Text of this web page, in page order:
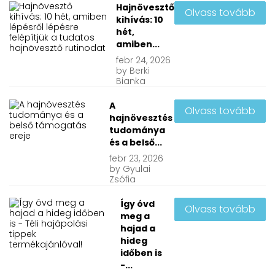
Hajnövesztő
kihívás: 10
hét,
amiben...
febr 24, 2026
by Berki
Bianka
Olvass tovább
A
hajnövesztés
tudománya
és a belső...
febr 23, 2026
by Gyulai
Zsófia
Olvass tovább
Így óvd
meg a
hajad a
hideg
időben is
-...
Olvass tovább